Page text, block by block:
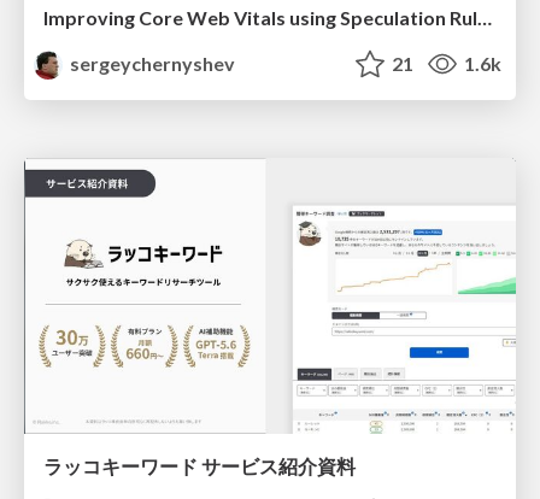
Improving Core Web Vitals using Speculation Rules API
sergeychernyshev
21 1.6k
ラッコキーワード サービス紹介資料